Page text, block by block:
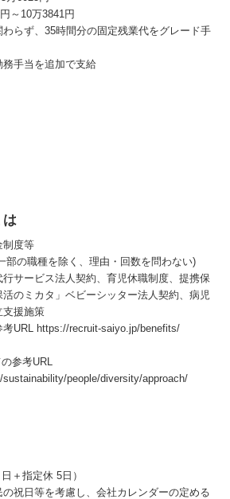
～10万3841円
らず、35時間分の固定残業代をグレード手
手当を追加で支給
制度等
部の職種を除く、理由・回数を問わない)
行サービス法人契約、育児休職制度、提携保
のミカタ」ベビーシッター法人契約、病児
支援施策
URL https://recruit-saiyo.jp/benefits/
参考URL
sustainability/people/diversity/approach/
＋指定休 5日）
祝日等を考慮し、会社カレンダーの定める